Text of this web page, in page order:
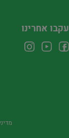
עקבו אחרינו